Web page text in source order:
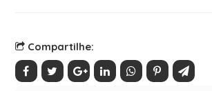
Compartilhe: